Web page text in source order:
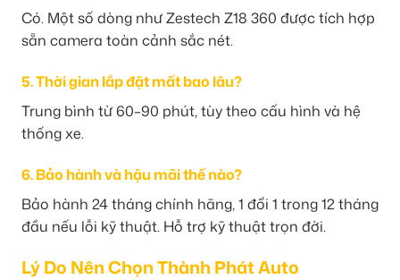
Có. Một số dòng như Zestech Z18 360 được tích hợp
sẵn camera toàn cảnh sắc nét.
5. Thời gian lắp đặt mất bao lâu?
Trung bình từ 60–90 phút, tùy theo cấu hình và hệ
thống xe.
6. Bảo hành và hậu mãi thế nào?
Bảo hành 24 tháng chính hãng, 1 đổi 1 trong 12 tháng
đầu nếu lỗi kỹ thuật. Hỗ trợ kỹ thuật trọn đời.
Lý Do Nên Chọn Thành Phát Auto